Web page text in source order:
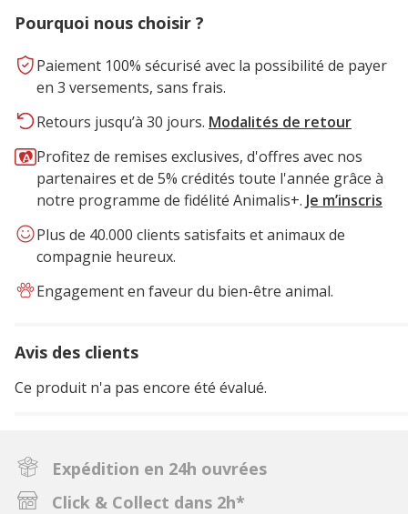
Pourquoi nous choisir ?
Paiement 100% sécurisé avec la possibilité de payer
en 3 versements, sans frais.
Retours jusqu’à 30 jours. Modalités de retour
Profitez de remises exclusives, d'offres avec nos
partenaires et de 5% crédités toute l'année grâce à
notre programme de fidélité Animalis+. Je m’inscris
Plus de 40.000 clients satisfaits et animaux de
compagnie heureux.
Engagement en faveur du bien-être animal.
Avis des clients
Ce produit n'a pas encore été évalué.
Expédition en 24h ouvrées
Click & Collect dans 2h*